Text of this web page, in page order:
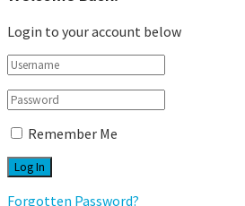
Login to your account below
Remember Me
Forgotten Password?